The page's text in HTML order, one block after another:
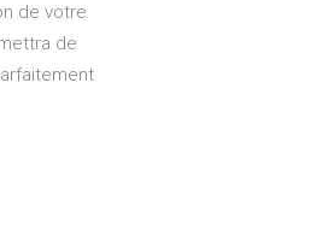
de votre
de